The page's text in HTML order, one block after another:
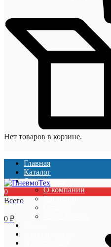
Нет товаров в корзине.
Главная
Каталог
О компании
О компании
Вакансии
0
Всего
0 ₽